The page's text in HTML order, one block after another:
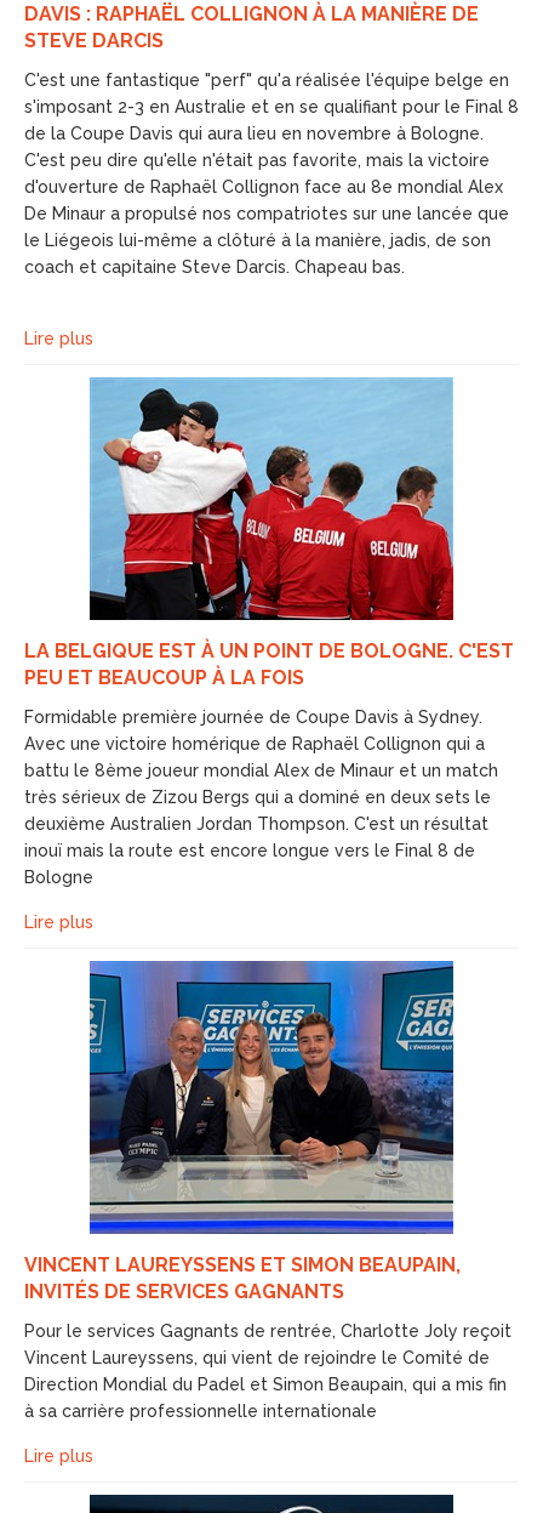
DAVIS : RAPHAËL COLLIGNON À LA MANIÈRE DE
STEVE DARCIS
C'est une fantastique "perf" qu'a réalisée l'équipe belge en
s'imposant 2-3 en Australie et en se qualifiant pour le Final 8
de la Coupe Davis qui aura lieu en novembre à Bologne.
C'est peu dire qu'elle n'était pas favorite, mais la victoire
d'ouverture de Raphaël Collignon face au 8e mondial Alex
De Minaur a propulsé nos compatriotes sur une lancée que
le Liégeois lui-même a clôturé à la manière, jadis, de son
coach et capitaine Steve Darcis. Chapeau bas.
Lire plus
LA BELGIQUE EST À UN POINT DE BOLOGNE. C'EST
PEU ET BEAUCOUP À LA FOIS
Formidable première journée de Coupe Davis à Sydney.
Avec une victoire homérique de Raphaël Collignon qui a
battu le 8ème joueur mondial Alex de Minaur et un match
très sérieux de Zizou Bergs qui a dominé en deux sets le
deuxième Australien Jordan Thompson. C'est un résultat
inouï mais la route est encore longue vers le Final 8 de
Bologne
Lire plus
VINCENT LAUREYSSENS ET SIMON BEAUPAIN,
INVITÉS DE SERVICES GAGNANTS
Pour le services Gagnants de rentrée, Charlotte Joly reçoit
Vincent Laureyssens, qui vient de rejoindre le Comité de
Direction Mondial du Padel et Simon Beaupain, qui a mis fin
à sa carrière professionnelle internationale
Lire plus